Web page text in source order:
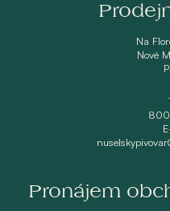
Na
Nové
Pronájem